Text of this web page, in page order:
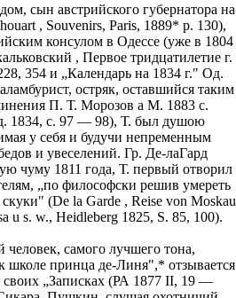
сын австрийского губернатора на
, Souvenirs, Paris, 1889* p. 130),
консулом в Одессе (уже в 1804
, Первое тридцатилетие г.
354 и „Календарь на 1834 г." Од.
остряк, оставшийся таким
П. Т. Морозов а М. 1883 с.
1834, с. 97 — 98), Т. был душою
у себя и будучи непременным
и увеселений. Гр. Де-лаГард
чуму 1811 года, Т. первый отворил
„по философски решив умереть
(De la Garde , Reise von Moskau
u s. w., Heidleberg 1825, S. 85, 100).
самого лучшего тона,
школе принца де-Линя",* отзывается
„Записках (РА 1877 II, 19 —